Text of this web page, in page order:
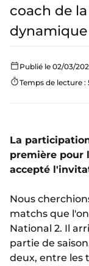
coach de
Publié le 02/03/
Temps de lecture :
La
première pour
accepté
Nous
matchs que
National 2. Il
partie de
deux, entre les